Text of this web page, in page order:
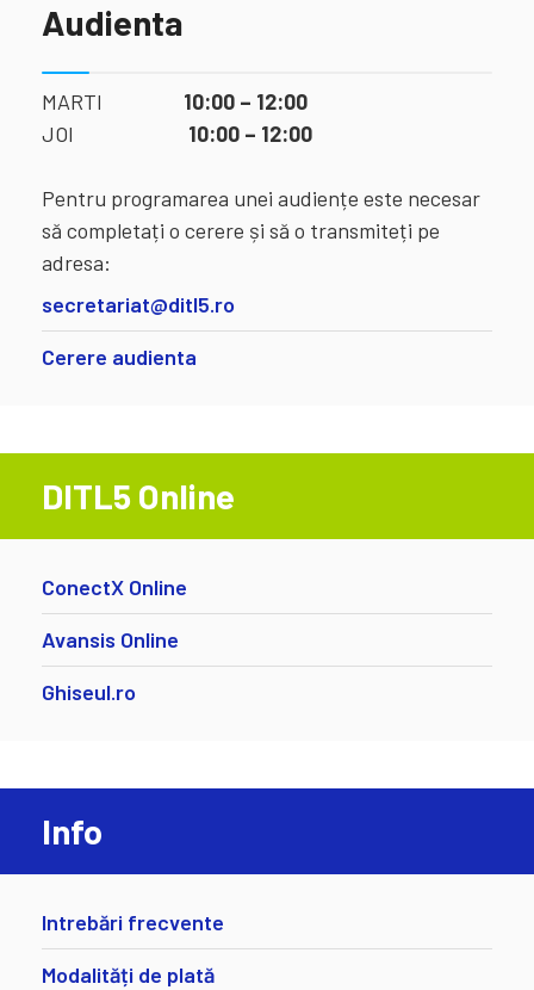
Audienta
MARTI 10:00 – 12:00
JOI 10:00 – 12:00
Pentru programarea unei audiențe este necesar
să completați o cerere și să o transmiteți pe
adresa:
secretariat@ditl5.ro
Cerere audienta
DITL5 Online
ConectX Online
Avansis Online
Ghiseul.ro
Info
Intrebări frecvente
Modalități de plată